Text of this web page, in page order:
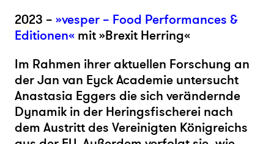
2023 – »vesper – Food Performances &
Editionen« mit »Brexit Herring«
Im Rahmen ihrer aktuellen Forschung an
der Jan van Eyck Academie untersucht
Anastasia Eggers die sich verändernde
Dynamik in der Heringsfischerei nach
dem Austritt des Vereinigten Königreichs